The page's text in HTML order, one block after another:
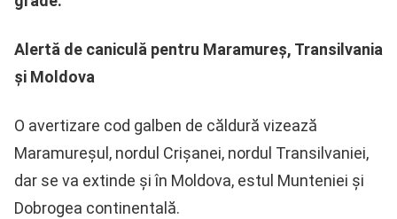
Alertă de caniculă pentru Maramureș, Transilvania
și Moldova
O avertizare cod galben de căldură vizează
Maramureşul, nordul Crişanei, nordul Transilvaniei,
dar se va extinde şi în Moldova, estul Munteniei şi
Dobrogea continentală.